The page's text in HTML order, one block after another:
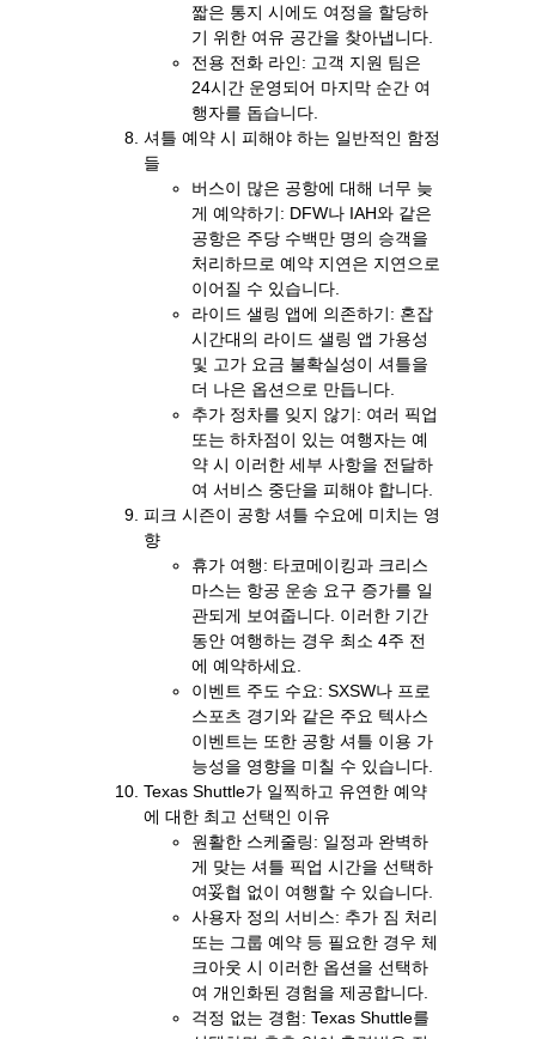
짧은 통지 시에도 여정을 할당하
기 위한 여유 공간을 찾아냅니다.
전용 전화 라인: 고객 지원 팀은
24시간 운영되어 마지막 순간 여
행자를 돕습니다.
셔틀 예약 시 피해야 하는 일반적인 함정
들
버스이 많은 공항에 대해 너무 늦
게 예약하기: DFW나 IAH와 같은
공항은 주당 수백만 명의 승객을
처리하므로 예약 지연은 지연으로
이어질 수 있습니다.
라이드 샐링 앱에 의존하기: 혼잡
시간대의 라이드 샐링 앱 가용성
및 고가 요금 불확실성이 셔틀을
더 나은 옵션으로 만듭니다.
추가 정차를 잊지 않기: 여러 픽업
또는 하차점이 있는 여행자는 예
약 시 이러한 세부 사항을 전달하
여 서비스 중단을 피해야 합니다.
피크 시즌이 공항 셔틀 수요에 미치는 영
향
휴가 여행: 타코메이킹과 크리스
마스는 항공 운송 요구 증가를 일
관되게 보여줍니다. 이러한 기간
동안 여행하는 경우 최소 4주 전
에 예약하세요.
이벤트 주도 수요: SXSW나 프로
스포츠 경기와 같은 주요 텍사스
이벤트는 또한 공항 셔틀 이용 가
능성을 영향을 미칠 수 있습니다.
Texas Shuttle가 일찍하고 유연한 예약
에 대한 최고 선택인 이유
원활한 스케줄링: 일정과 완벽하
게 맞는 셔틀 픽업 시간을 선택하
여妥협 없이 여행할 수 있습니다.
사용자 정의 서비스: 추가 짐 처리
또는 그룹 예약 등 필요한 경우 체
크아웃 시 이러한 옵션을 선택하
여 개인화된 경험을 제공합니다.
걱정 없는 경험: Texas Shuttle를